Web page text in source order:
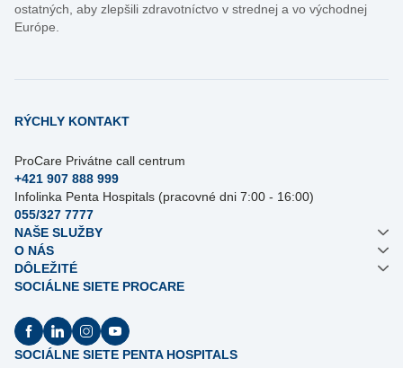
ostatných, aby zlepšili zdravotníctvo v strednej a vo východnej
Európe.
RÝCHLY KONTAKT
ProCare Privátne call centrum
+421 907 888 999
Infolinka Penta Hospitals (pracovné dni 7:00 - 16:00)
055/327 7777
NAŠE SLUŽBY
O NÁS
DÔLEŽITÉ
SOCIÁLNE SIETE PROCARE
SOCIÁLNE SIETE PENTA HOSPITALS